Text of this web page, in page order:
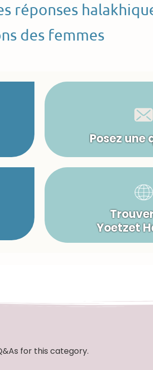
réponses
des femmes
Posez une
Yoetzet
for this category.